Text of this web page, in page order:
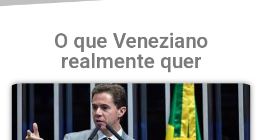
O que Veneziano
realmente quer